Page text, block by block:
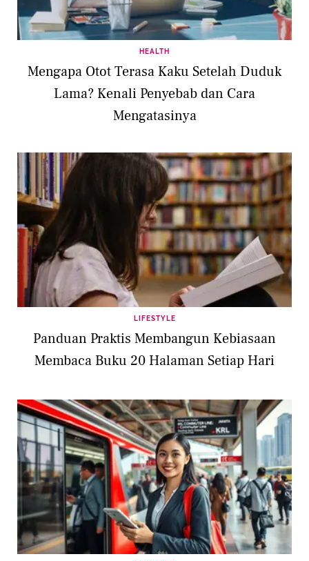
HEALTH
Mengapa Otot Terasa Kaku Setelah Duduk
Lama? Kenali Penyebab dan Cara
Mengatasinya
LIFESTYLE
Panduan Praktis Membangun Kebiasaan
Membaca Buku 20 Halaman Setiap Hari